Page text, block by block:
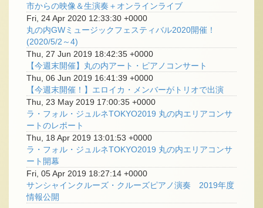
市からの映像＆生演奏＋オンラインライブ
Fri, 24 Apr 2020 12:33:30 +0000
丸の内GWミュージックフェスティバル2020開催！
(2020/5/2～4)
Thu, 27 Jun 2019 18:42:35 +0000
【今週末開催】丸の内アート・ピアノコンサート
Thu, 06 Jun 2019 16:41:39 +0000
【今週末開催！】エロイカ・メンバーがトリオで出演
Thu, 23 May 2019 17:00:35 +0000
ラ・フォル・ジュルネTOKYO2019 丸の内エリアコンサ
ートのレポート
Thu, 18 Apr 2019 13:01:53 +0000
ラ・フォル・ジュルネTOKYO2019 丸の内エリアコンサ
ート開幕
Fri, 05 Apr 2019 18:27:14 +0000
サンシャインクルーズ・クルーズピアノ演奏 2019年度
情報公開